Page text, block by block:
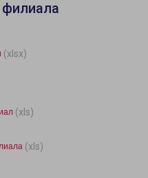
(xlsx)
(xls)
(xls)